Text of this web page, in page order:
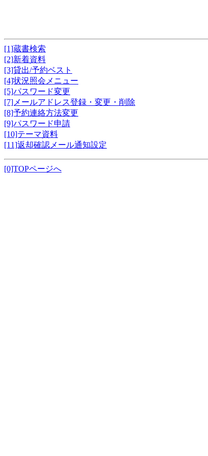
[1]蔵書検索
[2]新着資料
[3]貸出/予約ベスト
[4]状況照会メニュー
[5]パスワード変更
[7]メールアドレス登録・変更・削除
[8]予約連絡方法変更
[9]パスワード申請
[10]テーマ資料
[11]返却確認メール通知設定
[0]TOPページへ